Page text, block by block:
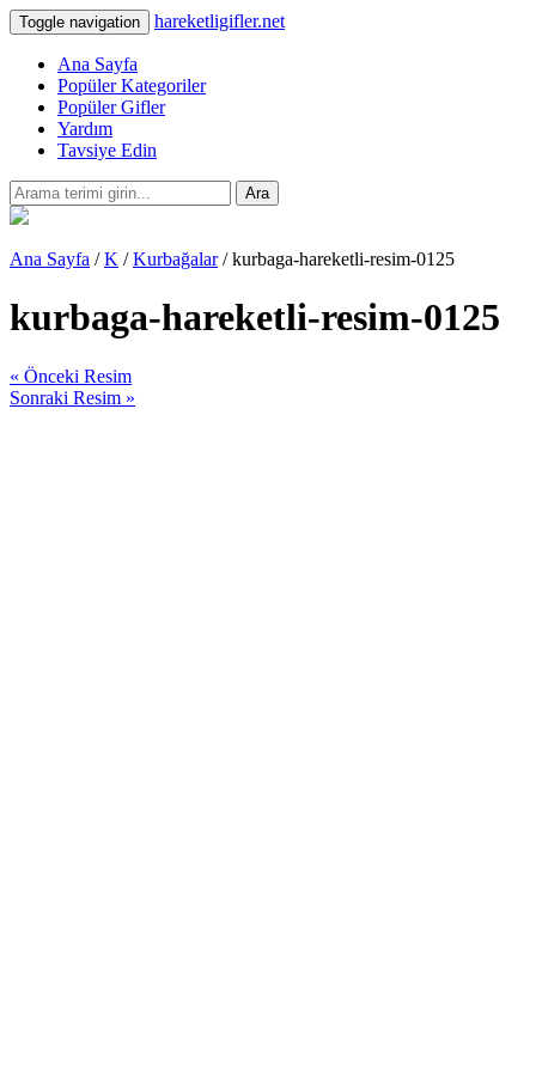
Toggle navigation hareketligifler.net
Ana Sayfa
Popüler Kategoriler
Popüler Gifler
Yardım
Tavsiye Edin
Ara
Ana Sayfa /K /Kurbağalar/ kurbaga-hareketli-resim-0125
kurbaga-hareketli-resim-0125
« Önceki Resim
Sonraki Resim »